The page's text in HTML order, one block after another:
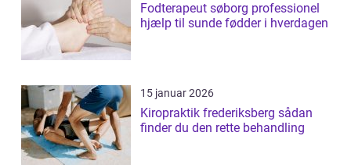
Fodterapeut søborg professionel
hjælp til sunde fødder i hverdagen
15 januar 2026
Kiropraktik frederiksberg sådan
finder du den rette behandling